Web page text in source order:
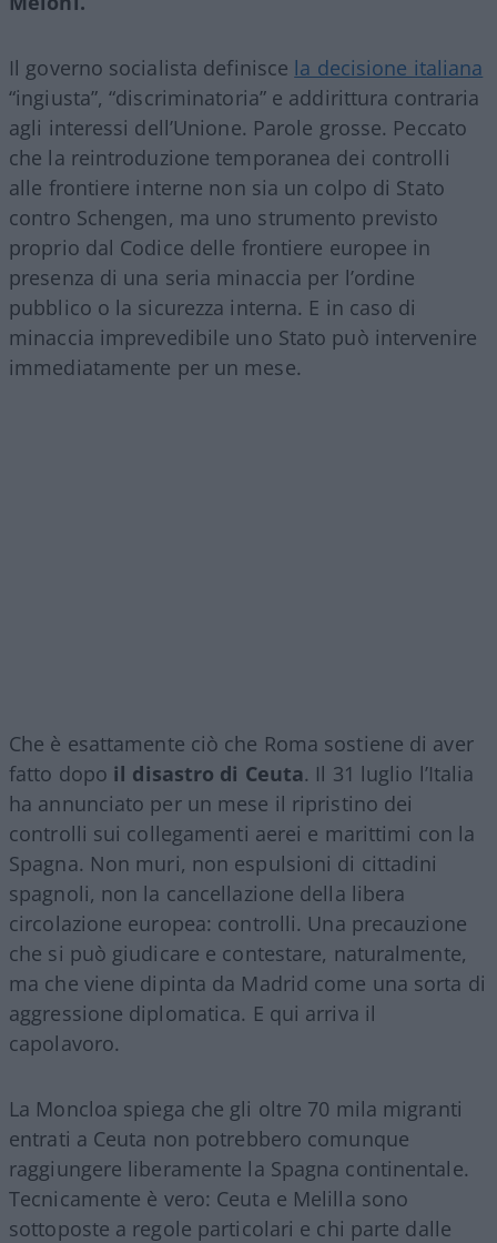
Il governo socialista definisce la decisione italiana
“ingiusta”, “discriminatoria” e addirittura contraria
agli interessi dell’Unione. Parole grosse. Peccato
che la reintroduzione temporanea dei controlli
alle frontiere interne non sia un colpo di Stato
contro Schengen, ma uno strumento previsto
proprio dal Codice delle frontiere europee in
presenza di una seria minaccia per l’ordine
pubblico o la sicurezza interna. E in caso di
minaccia imprevedibile uno Stato può intervenire
immediatamente per un mese.
Che è esattamente ciò che Roma sostiene di aver
fatto dopo il disastro di Ceuta. Il 31 luglio l’Italia
ha annunciato per un mese il ripristino dei
controlli sui collegamenti aerei e marittimi con la
Spagna. Non muri, non espulsioni di cittadini
spagnoli, non la cancellazione della libera
circolazione europea: controlli. Una precauzione
che si può giudicare e contestare, naturalmente,
ma che viene dipinta da Madrid come una sorta di
aggressione diplomatica. E qui arriva il
capolavoro.
La Moncloa spiega che gli oltre 70 mila migranti
entrati a Ceuta non potrebbero comunque
raggiungere liberamente la Spagna continentale.
Tecnicamente è vero: Ceuta e Melilla sono
sottoposte a regole particolari e chi parte dalle